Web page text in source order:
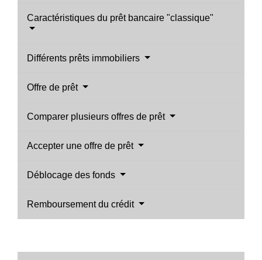
Caractéristiques du prêt bancaire "classique"
Différents prêts immobiliers
Offre de prêt
Comparer plusieurs offres de prêt
Accepter une offre de prêt
Déblocage des fonds
Remboursement du crédit